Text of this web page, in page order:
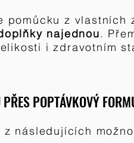
pomůcku z vlastních
najednou.
i zdravotním
POPTÁVKOVÝ
z následujících